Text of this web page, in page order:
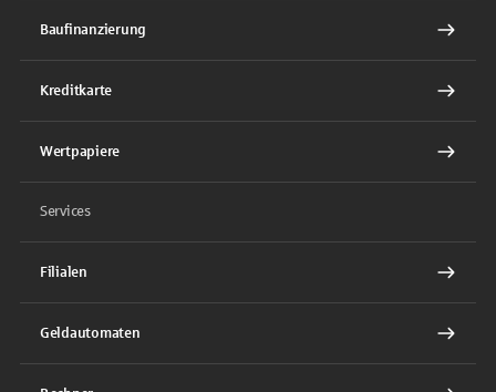
Baufinanzierung
Kreditkarte
Wertpapiere
Services
Filialen
Geldautomaten